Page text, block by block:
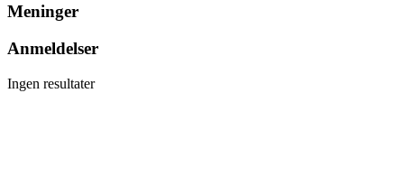
Meninger
Anmeldelser
Ingen resultater